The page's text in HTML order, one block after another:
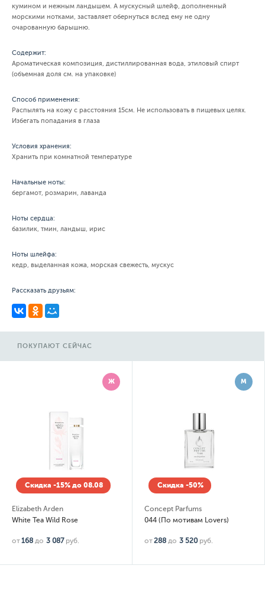
кумином и нежным ландышем. А мускусный шлейф, дополненный
морскими нотками, заставляет обернуться вслед ему не одну
очарованную барышню.
Содержит:
Ароматическая композиция, дистиллированная вода, этиловый спирт
(объемная доля см. на упаковке)
Способ применения:
Распылять на кожу с расстояния 15см. Не использовать в пищевых целях.
Избегать попадания в глаза
Условия хранения:
Хранить при комнатной температуре
Начальные ноты:
бергамот, розмарин, лаванда
Ноты сердца:
базилик, тмин, ландыш, ирис
Ноты шлейфа:
кедр, выделанная кожа, морская свежесть, мускус
Рассказать друзьям:
ПОКУПАЮТ СЕЙЧАС
Ж
Скидка -15% до 08.08
Elizabeth Arden
White Tea Wild Rose
от168 до 3 087 руб.
М
Скидка -50%
Concept Parfums
044 (По мотивам Lovers)
от288 до 3 520 руб.